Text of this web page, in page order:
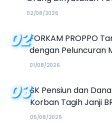
02/08/2026
02FORKAM PROPPO
dengan Peluncuran
Organisasi
01/08/2026
03SK Pensiun dan
Korban Tagih Janji
05/08/2026